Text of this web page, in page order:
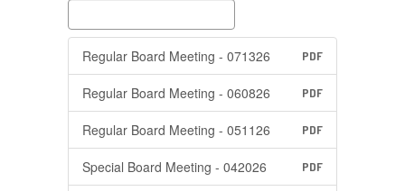
Regular Board Meeting - 071326 PDF
Regular Board Meeting - 060826 PDF
Regular Board Meeting - 051126 PDF
Special Board Meeting - 042026 PDF